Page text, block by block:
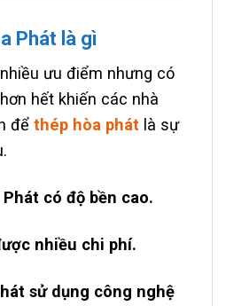
Phát là gì
ưu điểm nhưng có
hết khiến các nhà
để thép hòa phát là sự
có độ bền cao.
nhiều chi phí.
sử dụng công nghệ